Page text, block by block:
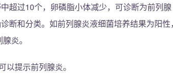
超过10个，卵磷脂小体减少，可诊断为前列腺
断和分类。如前列腺炎液细菌培养结果为阳性，
炎。
提示前列腺炎。